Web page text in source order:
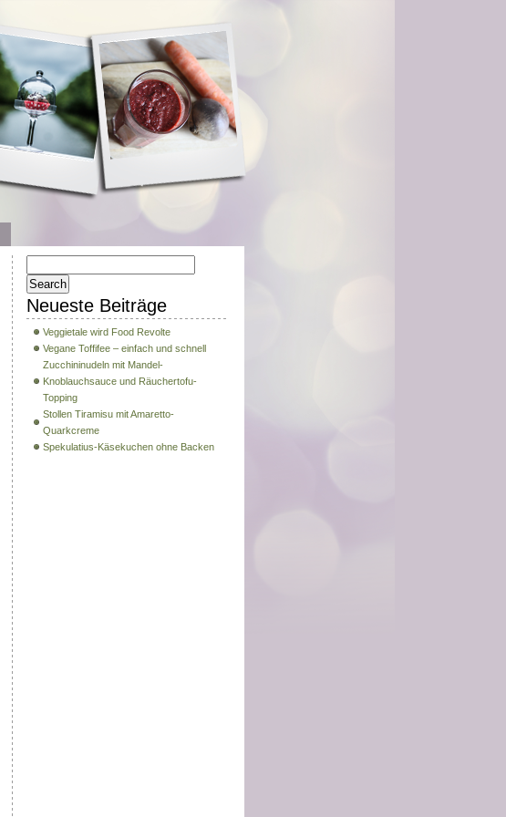
Neueste Beiträge
Veggietale wird Food Revolte
Vegane Toffifee – einfach und schnell
Zucchininudeln mit Mandel-
Knoblauchsauce und Räuchertofu-
Topping
Stollen Tiramisu mit Amaretto-
Quarkcreme
Spekulatius-Käsekuchen ohne Backen